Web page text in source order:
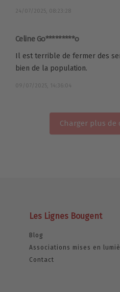
24/07/2025, 08:23:28
Celine Go*********o
Il est terrible de fermer des
bien de la population.
09/07/2025, 14:36:04
Charger plus de
Les Lignes Bougent
Blog
Associations mises en
Contact